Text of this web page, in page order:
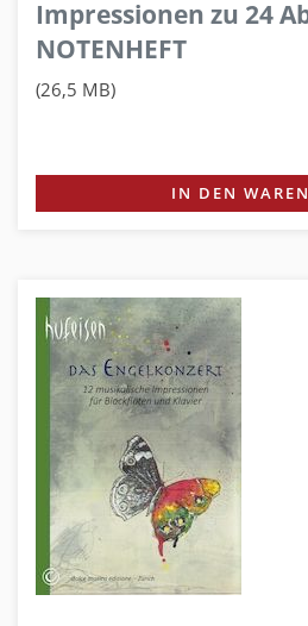
Impressionen zu 24
NOTENHEFT
(26,5 MB)
IN DEN